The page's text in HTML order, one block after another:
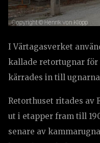
I Värtagasverket
kallade retortugnar
kärrades in till
Retorthuset ritades av
ut i etapper fram till
senare av